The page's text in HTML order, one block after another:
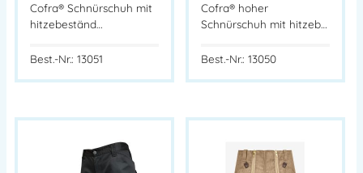
Cofra® Schnürschuh mit
hitzebeständ…
Best.-Nr.: 13051
Cofra® hoher
Schnürschuh mit hitzeb…
Best.-Nr.: 13050